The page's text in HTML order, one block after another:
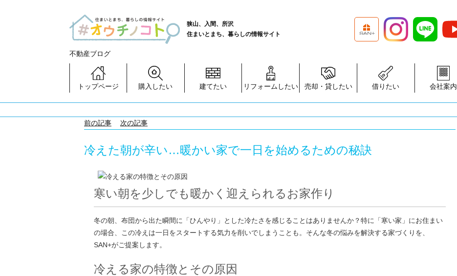
狭山、入間、所沢
住まいとまち、暮らしの情報サイト
不動産ブログ
トップページ 購入したい 建てたい リフォームしたい 売却・貸したい 借りたい 会社案内
前の記事 次の記事
冷えた朝が辛い…暖かい家で一日を始めるための秘訣
寒い朝を少しでも暖かく迎えられるお家作り
冬の朝、布団から出た瞬間に「ひんやり」とした冷たさを感じることはありませんか？特に「寒い家」にお住まい
の場合、この冷えは一日をスタートする気力を削いでしまうことも。そんな冬の悩みを解決する家づくりを、
SAN+がご提案します。
冷える家の特徴とその原因